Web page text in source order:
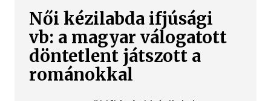
Női kézilabda ifjúsági
vb: a magyar válogatott
döntetlent játszott a
románokkal